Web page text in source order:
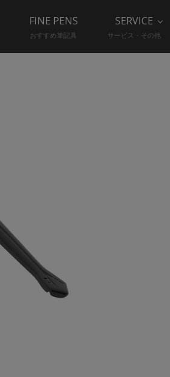
FINE PENS
おすすめ筆記具
SERVICE
サービス・その他